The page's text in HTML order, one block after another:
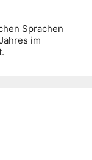
Sprachen
im